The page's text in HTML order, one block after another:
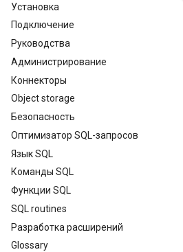
Установка
Подключение
Руководства
Администрирование
Коннекторы
Object storage
Безопасность
Оптимизатор SQL-запросов
Язык SQL
Команды SQL
Функции SQL
SQL routines
Разработка расширений
Glossary